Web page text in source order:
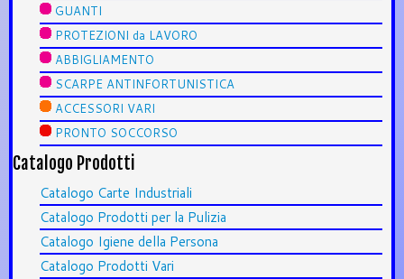
GUANTI
PROTEZIONI da LAVORO
ABBIGLIAMENTO
SCARPE ANTINFORTUNISTICA
ACCESSORI VARI
PRONTO SOCCORSO
Catalogo Prodotti
Catalogo Carte Industriali
Catalogo Prodotti per la Pulizia
Catalogo Igiene della Persona
Catalogo Prodotti Vari